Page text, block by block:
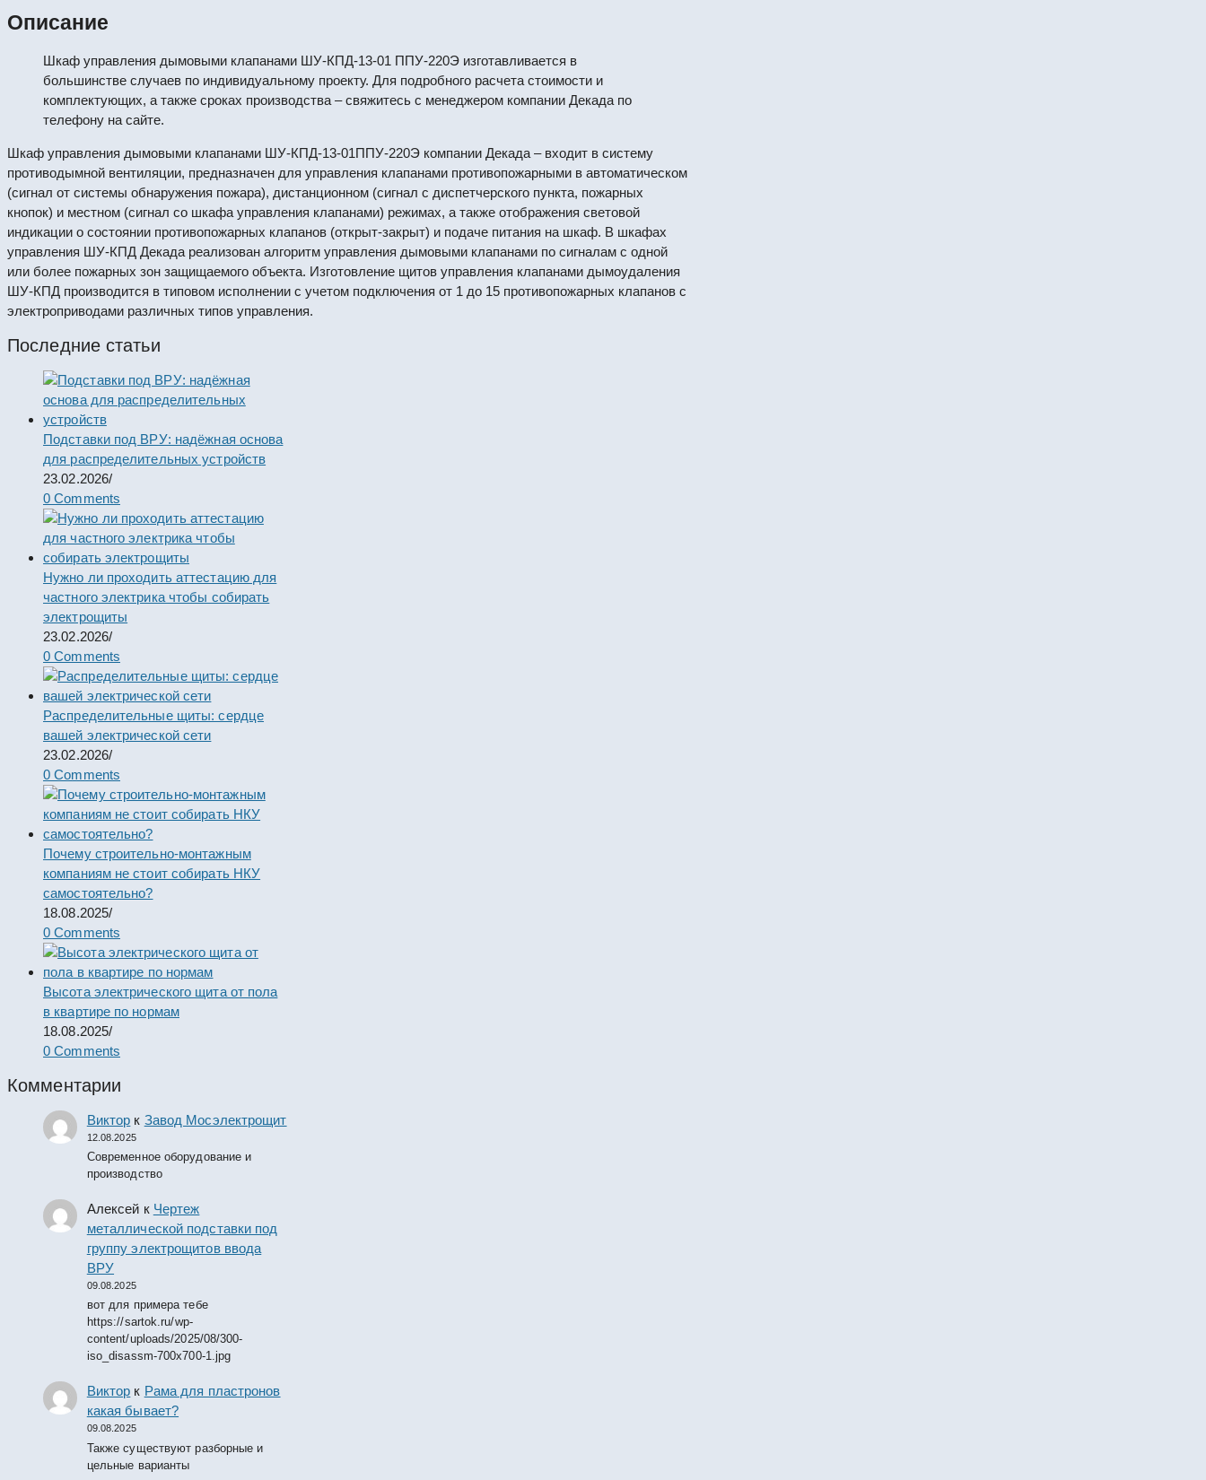
Описание
Шкаф управления дымовыми клапанами ШУ-КПД-13-01 ППУ-220Э изготавливается в
большинстве случаев по индивидуальному проекту. Для подробного расчета стоимости и
комплектующих, а также сроках производства – свяжитесь с менеджером компании Декада по
телефону на сайте.
Шкаф управления дымовыми клапанами ШУ-КПД-13-01ППУ-220Э компании Декада – входит в систему
противодымной вентиляции, предназначен для управления клапанами противопожарными в автоматическом
(сигнал от системы обнаружения пожара), дистанционном (сигнал с диспетчерского пункта, пожарных
кнопок) и местном (сигнал со шкафа управления клапанами) режимах, а также отображения световой
индикации о состоянии противопожарных клапанов (открыт-закрыт) и подаче питания на шкаф. В шкафах
управления ШУ-КПД Декада реализован алгоритм управления дымовыми клапанами по сигналам с одной
или более пожарных зон защищаемого объекта. Изготовление щитов управления клапанами дымоудаления
ШУ-КПД производится в типовом исполнении с учетом подключения от 1 до 15 противопожарных клапанов с
электроприводами различных типов управления.
Последние статьи
Подставки под ВРУ: надёжная основа
для распределительных устройств
23.02.2026/
0 Comments
Нужно ли проходить аттестацию для
частного электрика чтобы собирать
электрощиты
23.02.2026/
0 Comments
Распределительные щиты: сердце
вашей электрической сети
23.02.2026/
0 Comments
Почему строительно-монтажным
компаниям не стоит собирать НКУ
самостоятельно?
18.08.2025/
0 Comments
Высота электрического щита от пола
в квартире по нормам
18.08.2025/
0 Comments
Комментарии
Виктор к Завод Мосэлектрощит
12.08.2025
Современное оборудование и
производство
Алексей к Чертеж
металлической подставки под
группу электрощитов ввода
ВРУ
09.08.2025
вот для примера тебе
https://sartok.ru/wp-
content/uploads/2025/08/300-
iso_disassm-700x700-1.jpg
Виктор к Рама для пластронов
какая бывает?
09.08.2025
Также существуют разборные и
цельные варианты